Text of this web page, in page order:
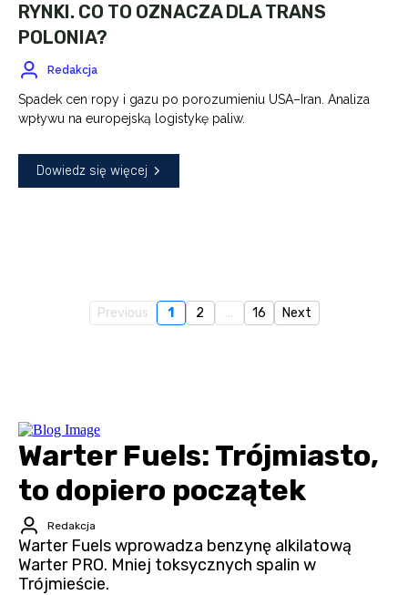
RYNKI. CO TO OZNACZA DLA TRANS
POLONIA?
Redakcja
Spadek cen ropy i gazu po porozumieniu USA–Iran. Analiza
wpływu na europejską logistykę paliw.
Dowiedz się więcej
Previous 1 2 ... 16 Next
Warter Fuels: Trójmiasto,
to dopiero początek
Redakcja
Warter Fuels wprowadza benzynę alkilatową
Warter PRO. Mniej toksycznych spalin w
Trójmieście.